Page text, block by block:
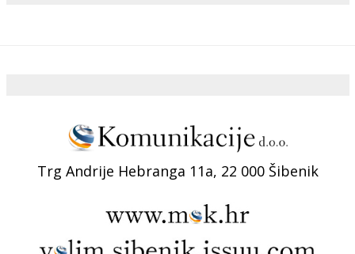
Trg Andrije Hebranga 11a, 22 000 Šibenik